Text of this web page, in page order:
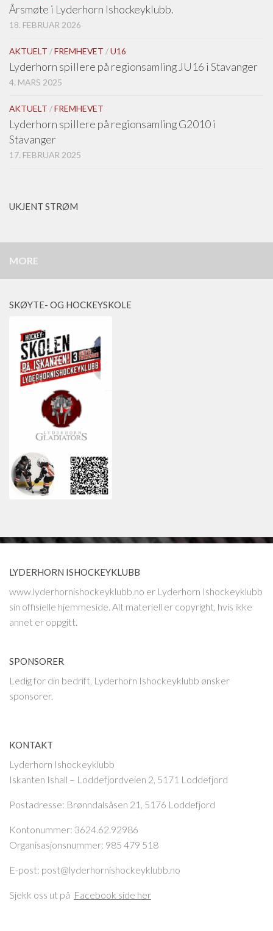
Årsmøte i Lyderhorn Ishockeyklubb.
18. FEBRUAR 2026
AKTUELT /FREMHEVET /U16
Lyderhorn spillere på regionsamling JU16 i Stavanger
4. MARS 2025
AKTUELT /FREMHEVET
Lyderhorn spillere på regionsamling G2010 i
Stavanger
17. FEBRUAR 2025
UKJENT STRØM
MORE
SKØYTE- OG HOCKEYSKOLE
LYDERHORN ISHOCKEYKLUBB
www.lyderhornishockeyklubb.no er Lyderhorn Ishockeyklubb
sin offisielle hjemmeside. Alt materiell er copyright, hvis ikke
annet er oppgitt.
SPONSORER
Ledig for din bedrift, Lyderhorn Ishockeyklubb ønsker
sponsorer.
KONTAKT
Lyderhorn Ishockeyklubb
Iskanten Ishall – Loddefjordveien 2, 5171 Loddefjord
Postadresse: Brønndalsåsen 21, 5176 Loddefjord
Kontonummer: 3624.62.92986
Organisasjonsnummer: 985 479 518
E-post: post@lyderhornishockeyklubb.no
Sjekk oss ut på Facebook side her